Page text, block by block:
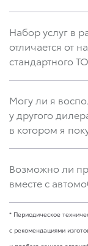
Набор услуг в
отличается от
стандартного
Могу ли я
у другого
в котором я
Возможно ли
вместе с
* Периодическое
с рекомендациями